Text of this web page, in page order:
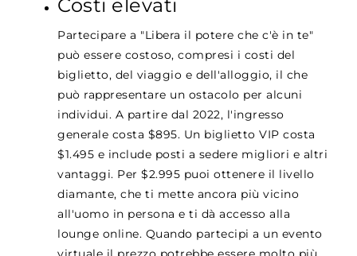
Costi elevati
Partecipare a "Libera il potere che c'è in te"
può essere costoso, compresi i costi del
biglietto, del viaggio e dell'alloggio, il che
può rappresentare un ostacolo per alcuni
individui. A partire dal 2022, l'ingresso
generale costa $895. Un biglietto VIP costa
$1.495 e include posti a sedere migliori e altri
vantaggi. Per $2.995 puoi ottenere il livello
diamante, che ti mette ancora più vicino
all'uomo in persona e ti dà accesso alla
lounge online. Quando partecipi a un evento